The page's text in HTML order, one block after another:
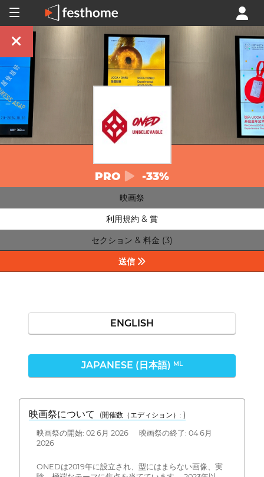
PRO -33%
映画祭
利用規約 & 賞
セクション & 料金 (3)
送信
ENGLISH
JAPANESE (日本語) ML
映画祭について (開催数（エディション）: )
映画祭の開始: 02 6月 2026 映画祭の終了: 04 6月
2026
ONEDは2019年に設立され、型にはまらない画像、実